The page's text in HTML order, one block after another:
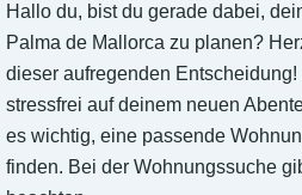
Hallo du, bist du gerade dabei,
Palma de Mallorca zu planen?
dieser aufregenden
stressfrei auf deinem neuen
es wichtig, eine passende
finden. Bei der Wohnungssuche